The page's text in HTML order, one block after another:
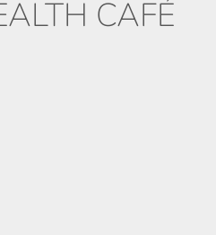
CAFÉ